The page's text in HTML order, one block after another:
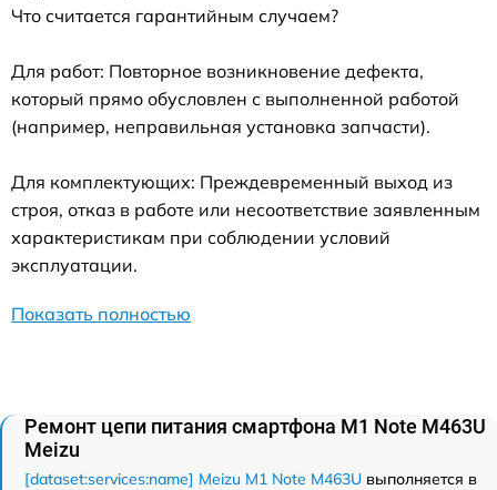
Что считается гарантийным случаем?
Для работ: Повторное возникновение дефекта,
который прямо обусловлен с выполненной работой
(например, неправильная установка запчасти).
Для комплектующих: Преждевременный выход из
строя, отказ в работе или несоответствие заявленным
характеристикам при соблюдении условий
эксплуатации.
Показать полностью
Ремонт цепи питания смартфона M1 Note M463U
Meizu
[dataset:services:name] Meizu M1 Note M463U выполняется в